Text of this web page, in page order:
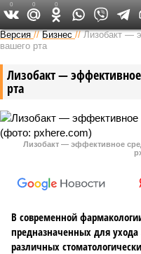
Версия
Версия //Бизнес //Лизобакт —
вашего рта
Лизобакт —
рта
Лизобакт — эффективное
В современной
предназначенных для
различных
0 0 0